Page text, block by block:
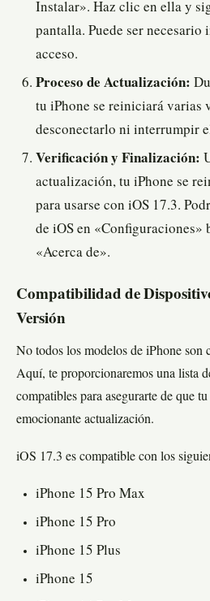
Instalar». Haz clic en ella y
pantalla. Puede ser necesario
acceso.
Proceso de Actualización:
tu iPhone se reiniciará varias
desconectarlo ni interrumpir
Verificación y Finalización:
actualización, tu iPhone se
para usarse con iOS 17.3.
de iOS en «Configuraciones»
«Acerca de».
Compatibilidad de
Versión
No todos los modelos de iPhone son
Aquí, te proporcionaremos una lista
compatibles para asegurarte de que
emocionante actualización.
iOS 17.3 es compatible con los
iPhone 15 Pro Max
iPhone 15 Pro
iPhone 15 Plus
iPhone 15